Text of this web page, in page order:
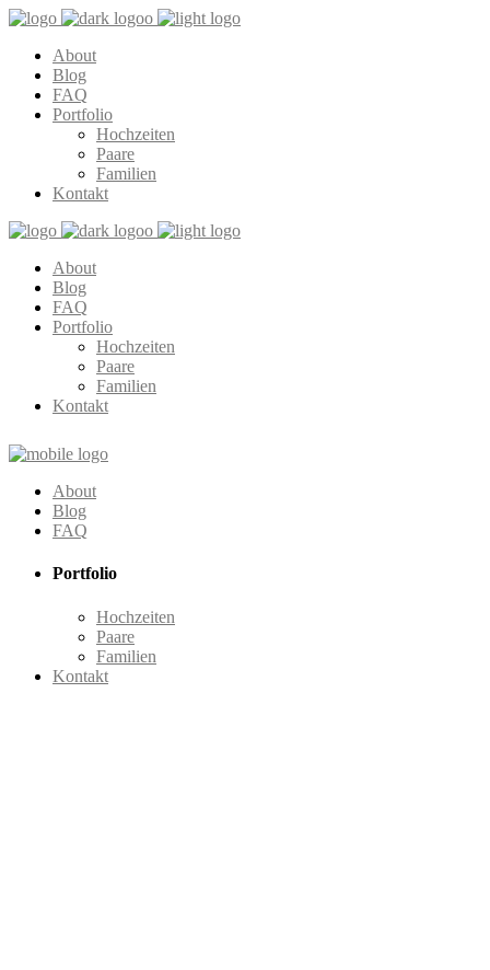
About
Blog
FAQ
Portfolio
Hochzeiten
Paare
Familien
Kontakt
About
Blog
FAQ
Portfolio
Hochzeiten
Paare
Familien
Kontakt
About
Blog
FAQ
Portfolio
Hochzeiten
Paare
Familien
Kontakt